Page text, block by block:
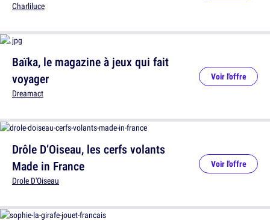
Baïka, le magazine à jeux qui fait
voyager
Dreamact
Voir l'offre
Drôle D’Oiseau, les cerfs volants
Made in France
Drole D'Oiseau
Voir l'offre
Charliluce